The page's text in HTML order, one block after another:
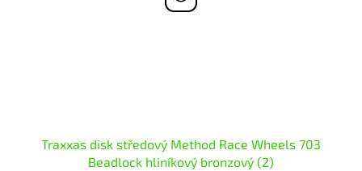
Traxxas disk středový Method Race Wheels 703
Beadlock hliníkový bronzový (2)